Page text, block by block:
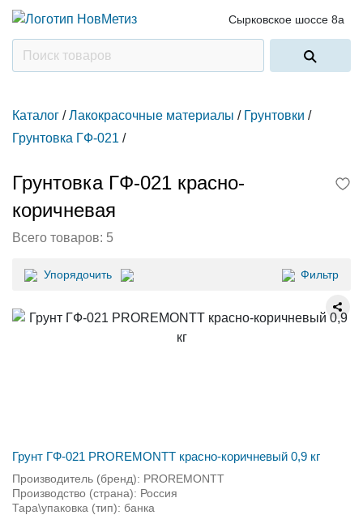
Сырковское шоссе 8а
Каталог / Лакокрасочные материалы / Грунтовки /
Грунтовка ГФ-021 /
Грунтовка ГФ-021 красно-
коричневая
Всего товаров: 5
Упорядочить Фильтр
Грунт ГФ-021 PROREMONTT красно-коричневый 0,9 кг
Производитель (бренд): PROREMONTT
Производство (страна): Россия
Тара\упаковка (тип): банка